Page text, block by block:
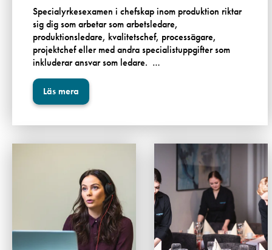
Specialyrkesexamen i chefskap inom produktion riktar
sig dig som arbetar som arbetsledare,
produktionsledare, kvalitetschef, processägare,
projektchef eller med andra specialistuppgifter som
inkluderar ansvar som ledare. …
Läs mera